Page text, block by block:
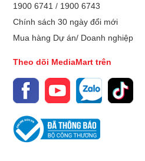
chính xác nhằm tối ưu hóa chi
phí đầu tư và hóa đơn tiền điện
1900 6741 / 1900 6743
Chính sách 30 ngày đổi mới
Mua hàng Dự án/ Doanh nghiệp
Theo dõi MediaMart trên